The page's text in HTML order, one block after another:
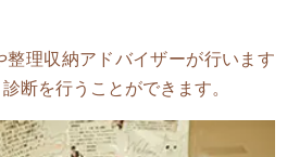
整理収納アドバイザーが行います
断を行うことができます。